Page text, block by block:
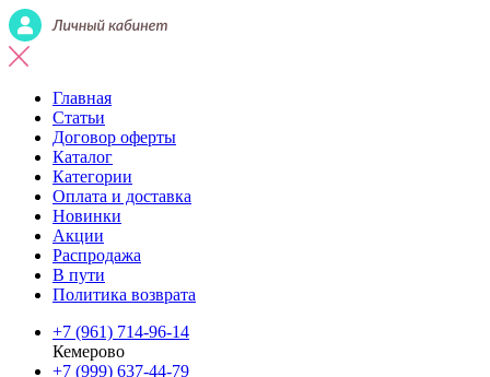
Главная
Статьи
Договор оферты
Каталог
Категории
Оплата и доставка
Новинки
Акции
Распродажа
В пути
Политика возврата
+7 (961) 714-96-14
Кемерово
+7 (999) 637-44-79